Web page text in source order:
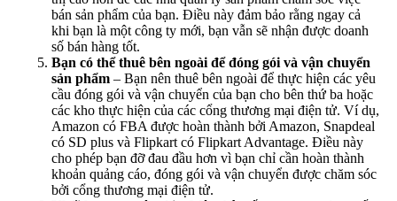
bán sản phẩm của bạn. Điều này đảm bảo rằng ngay cả
khi bạn là một công ty mới, bạn vẫn sẽ nhận được doanh
số bán hàng tốt.
Bạn có thể thuê bên ngoài để đóng gói và vận chuyển
sản phẩm – Bạn nên thuê bên ngoài để thực hiện các yêu
cầu đóng gói và vận chuyển của bạn cho bên thứ ba hoặc
các kho thực hiện của các cổng thương mại điện tử. Ví dụ,
Amazon có FBA được hoàn thành bởi Amazon, Snapdeal
có SD plus và Flipkart có Flipkart Advantage. Điều này
cho phép bạn đỡ đau đầu hơn vì bạn chỉ cần hoàn thành
khoản quảng cáo, đóng gói và vận chuyển được chăm sóc
bởi cổng thương mại điện tử.